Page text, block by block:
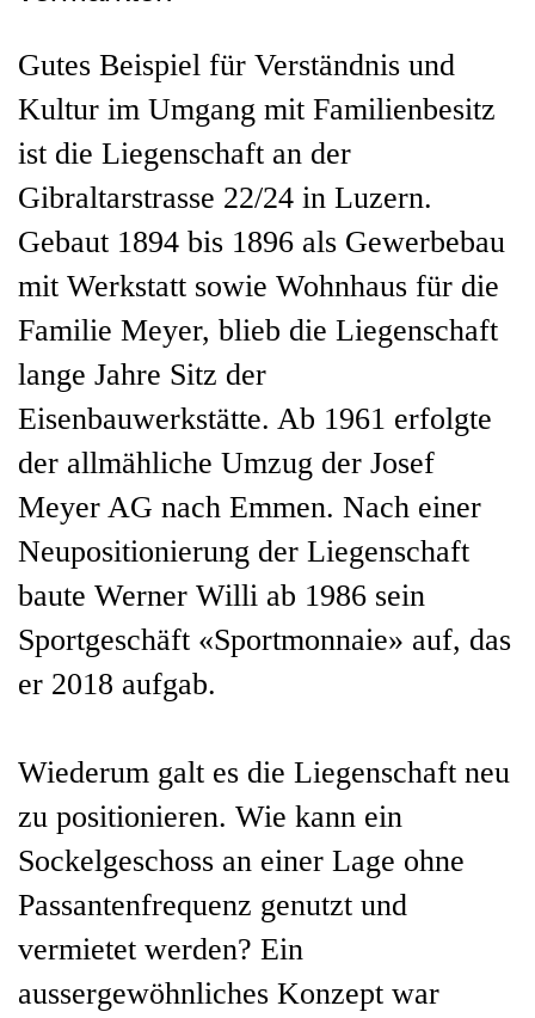
Gutes Beispiel für Verständnis und
Kultur im Umgang mit Familienbesitz
ist die Liegenschaft an der
Gibraltarstrasse 22/24 in Luzern.
Gebaut 1894 bis 1896 als Gewerbebau
mit Werkstatt sowie Wohnhaus für die
Familie Meyer, blieb die Liegenschaft
lange Jahre Sitz der
Eisenbauwerkstätte. Ab 1961 erfolgte
der allmähliche Umzug der Josef
Meyer AG nach Emmen. Nach einer
Neupositionierung der Liegenschaft
baute Werner Willi ab 1986 sein
Sportgeschäft «Sportmonnaie» auf, das
er 2018 aufgab.
Wiederum galt es die Liegenschaft neu
zu positionieren. Wie kann ein
Sockelgeschoss an einer Lage ohne
Passantenfrequenz genutzt und
vermietet werden? Ein
aussergewöhnliches Konzept war